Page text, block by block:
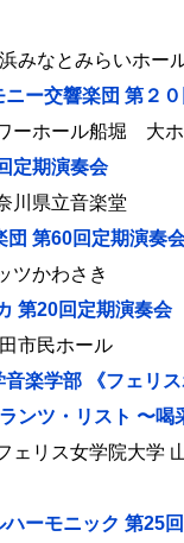
なとみらいホー
ー交響楽団 第２
ホール船堀 大ホ
定期演奏会
県立音楽堂
団 第60回定期演奏
かわさき
第20回定期演奏会
市民ホール
楽学部 《フェリ
ンツ・リスト 〜喝
ェリス女学院大学
ーモニック 第25